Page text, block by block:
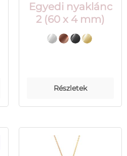
Egyedi nyaklánc
2 (60 x 4 mm)
Részletek